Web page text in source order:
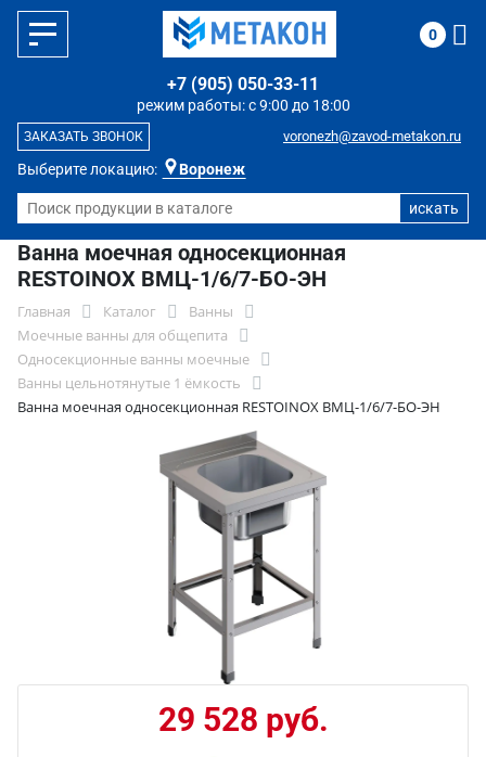
Выберите локацию: Воронеж
режим работы: с 9:00 до 18:00
+7 (905) 050-33-11
voronezh@zavod-metakon.ru
ЗАКАЗАТЬ ЗВОНОК
0
Ванна моечная односекционная
RESTOINOX ВМЦ-1/6/7-БО-ЭН
Главная Каталог
Ванны
Моечные ванны для общепита
Односекционные ванны моечные
Ванны цельнотянутые 1 ёмкость
Ванна моечная односекционная RESTOINOX ВМЦ-1/6/7-БО-ЭН
29 528 руб.